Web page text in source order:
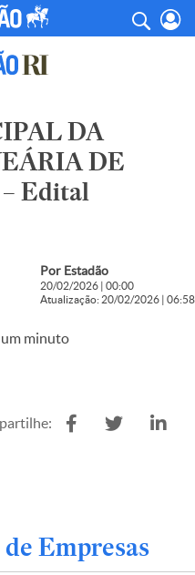
DA
DE
Edital
Por Estadão
20/02/2026 | 00:00
Atualização: 20/02/2026 | 06:58
minuto
Empresas